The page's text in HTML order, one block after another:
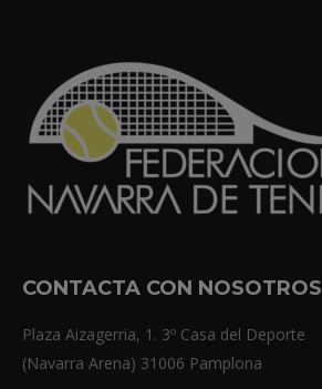
CONTACTA CON NOSOTROS
Plaza Aizagerria, 1. 3º Casa del Deporte
(Navarra Arena) 31006 Pamplona